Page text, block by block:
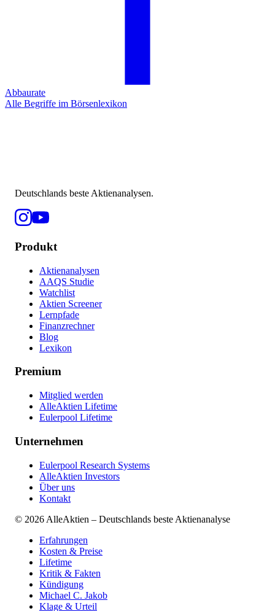
Abbaurate
Alle Begriffe im Börsenlexikon
Deutschlands beste Aktienanalysen.
Produkt
Aktienanalysen
AAQS Studie
Watchlist
Aktien Screener
Lernpfade
Finanzrechner
Blog
Lexikon
Premium
Mitglied werden
AlleAktien Lifetime
Eulerpool Lifetime
Unternehmen
Eulerpool Research Systems
AlleAktien Investors
Über uns
Kontakt
© 2026 AlleAktien – Deutschlands beste Aktienanalyse
Erfahrungen
Kosten & Preise
Lifetime
Kritik & Fakten
Kündigung
Michael C. Jakob
Klage & Urteil